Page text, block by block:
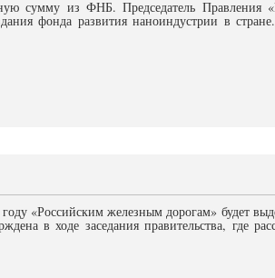
сумму из ФНБ. Председатель Правления
фонда развития наноиндустрии в
«Российским железным дорогам» будет
в ходе заседания правительства, где